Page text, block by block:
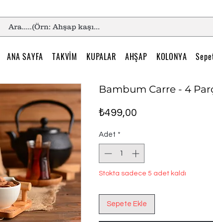
ANA SAYFA TAKVİM KUPALAR AHŞAP KOLONYA
Bambum Carre - 4
₺499,00
Adet *
Stokta sadece 5 adet kaldı
Sepete Ekle